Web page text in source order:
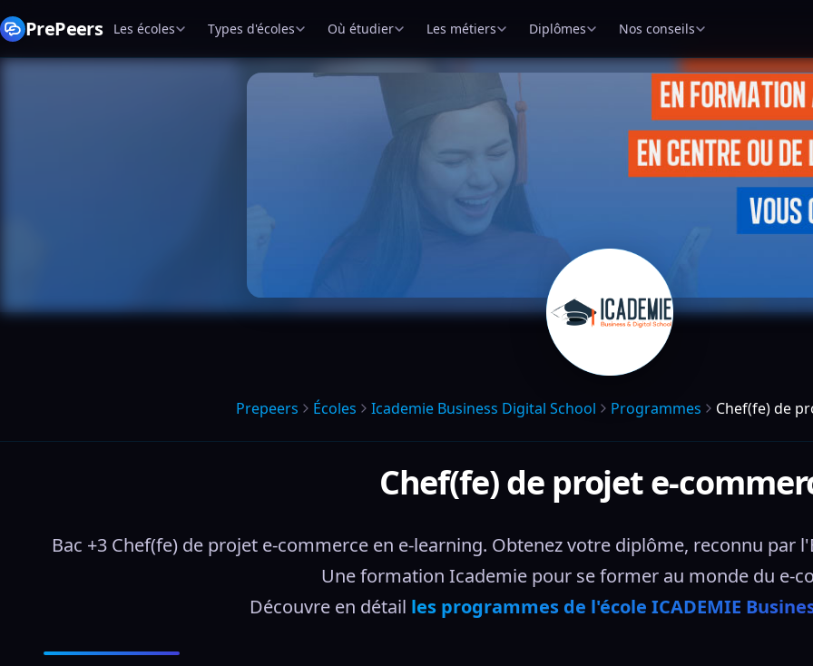
PrePeers Les écoles Types d'écoles Où étudier Les métiers Diplômes Nos conseils
Prepeers Écoles Icademie Business Digital School Programmes Chef(fe) de
Chef(fe) de projet e-
Bac +3 Chef(fe) de projet e-commerce en e-learning. Obtenez votre diplôme, reconnu par
Une formation Icademie pour se former au monde du e-
Découvre en détail les programmes de l'école ICADEMIE